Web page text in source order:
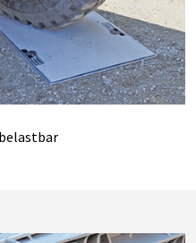
belastbar